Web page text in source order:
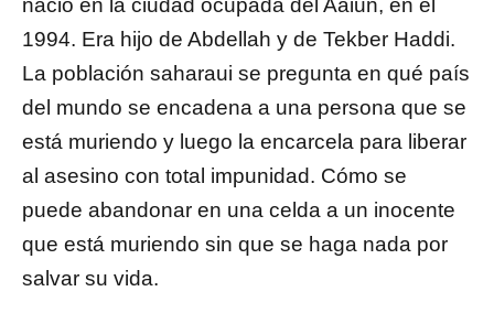
nació en la ciudad ocupada del Aaiun, en el
1994. Era hijo de Abdellah y de Tekber Haddi.
La población saharaui se pregunta en qué país
del mundo se encadena a una persona que se
está muriendo y luego la encarcela para liberar
al asesino con total impunidad. Cómo se
puede abandonar en una celda a un inocente
que está muriendo sin que se haga nada por
salvar su vida.